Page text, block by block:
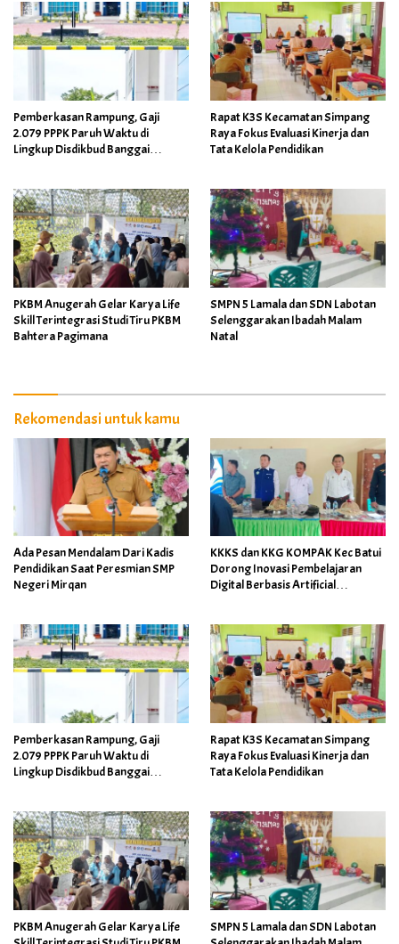
Pemberkasan Rampung, Gaji
2.079 PPPK Paruh Waktu di
Lingkup Disdikbud Banggai
Rapat K3S Kecamatan Simpang
Raya Fokus Evaluasi Kinerja dan
Tata Kelola Pendidikan
PKBM Anugerah Gelar Karya Life
Skill Terintegrasi Studi Tiru PKBM
Bahtera Pagimana
SMPN 5 Lamala dan SDN Labotan
Selenggarakan Ibadah Malam
Natal
Rekomendasi untuk kamu
Ada Pesan Mendalam Dari Kadis
Pendidikan Saat Peresmian SMP
Negeri Mirqan
KKKS dan KKG KOMPAK Kec Batui
Dorong Inovasi Pembelajaran
Digital Berbasis Artificial
Pemberkasan Rampung, Gaji
2.079 PPPK Paruh Waktu di
Lingkup Disdikbud Banggai
Rapat K3S Kecamatan Simpang
Raya Fokus Evaluasi Kinerja dan
Tata Kelola Pendidikan
PKBM Anugerah Gelar Karya Life
SMPN 5 Lamala dan SDN Labotan